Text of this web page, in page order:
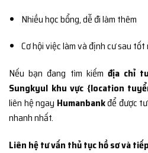
Nhiều học bổng, dễ đi làm thêm
Cơ hội việc làm và định cư sau tốt
Nếu bạn đang tìm kiếm địa chỉ
Sungkyul khu vực {location
liên hệ ngay Humanbankđể được
nhanh nhất.
Liên hệ tư vấn thủ tục hồ sơ và